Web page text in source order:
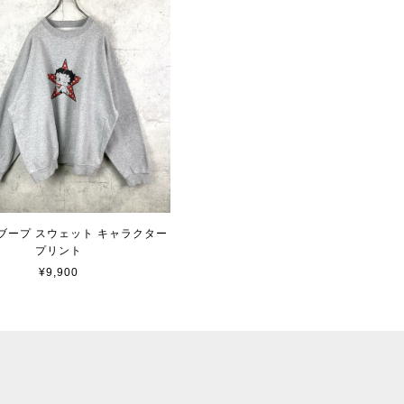
ープ スウェット キャラクター
プリント
¥9,900